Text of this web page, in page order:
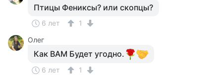
Птицы Фениксы? или скопцы?
6 лет
1
Олег
Как ВАМ Будет угодно.
6 лет
1